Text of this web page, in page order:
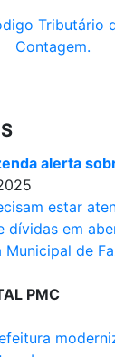
Tributário
Contagem.
alerta
estar
dívidas em
de
PMC